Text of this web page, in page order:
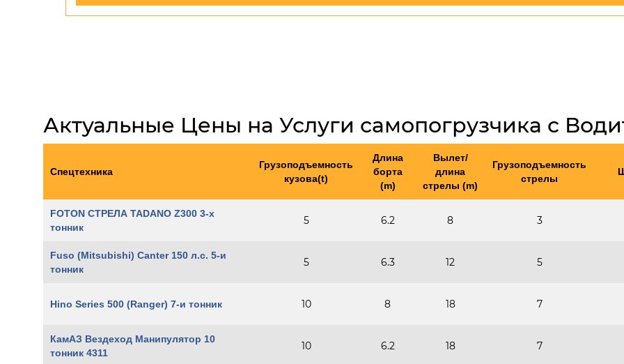
Актуальные Цены на Услуги самопогрузчика с
Спецтехника
Грузоподъемность
кузова(t)
Длина
борта
(m)
Вылет/
длина
стрелы (m)
Грузоподъемность
стрелы
FOTON СТРЕЛА TADANO Z300 3-х
тонник
5 6.2 8 3
Fuso (Mitsubishi) Canter 150 л.с. 5-и
тонник
5 6.3 12 5
Hino Series 500 (Ranger) 7-и тонник 10 8 18 7
КамАЗ Вездеход Манипулятор 10
тонник 4311
10 6.2 18 7